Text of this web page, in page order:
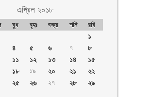
এপ্রিল ২০১৮
বুধ বৃহঃ শুক্র শনি রবি
১
৪ ৫ ৬ ৭
৮
১১ ১২ ১৩ ১৪
১৫
১৮ ১৯ ২০ ২১
২২
২৫ ২৬ ২৭ ২৮
২৯